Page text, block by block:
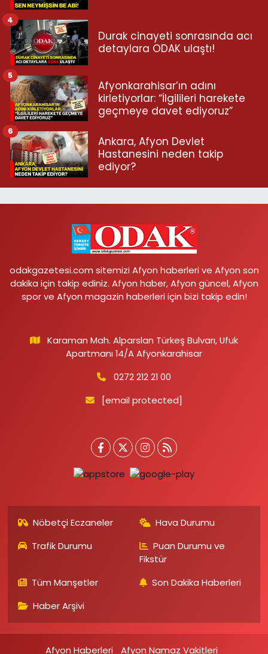
Durak cinayeti sonrasında acı
detaylara ODAK ulaştı!
4
Afyonkarahisar’ın adını
kirletiyorlar: “İlgilileri harekete
geçmeye davet ediyoruz”
5
Ankara, Afyon Devlet
Hastanesini neden takip
ediyor?
6
odakgazetesi.com sitemizi Afyon haberleri ve Afyon son
dakika için takip ediniz. Afyon haber, Afyon güncel, Afyon
spor ve Afyon magazin haberleri için bizi takip edin!
Karaman Mah. Alparslan Türkeş Bulvarı, Ufuk
Apartmanı 14/A Afyonkarahisar
0272 212 21 00
[email protected]
Nöbetçi Eczaneler
Hava Durumu
Trafik Durumu
Puan Durumu ve
Fikstür
Tüm Manşetler
Son Dakika Haberleri
Haber Arşivi
Afyon Haberleri Afyon Namaz Vakitleri